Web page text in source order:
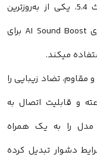
این محصول با توان 16 وات و ورژن بلوتوث 5.4، یکی از به‌روزترین
مدل‌های پرتابل در بازار است که از تکنولوژی AI Sound Boost برای
میکند.
تضاد زیبایی را
است. مدت زمان پخش 14 ساعته و قابلیت اتصال به
مدل را به یک همراه
دشوار تبدیل کرده